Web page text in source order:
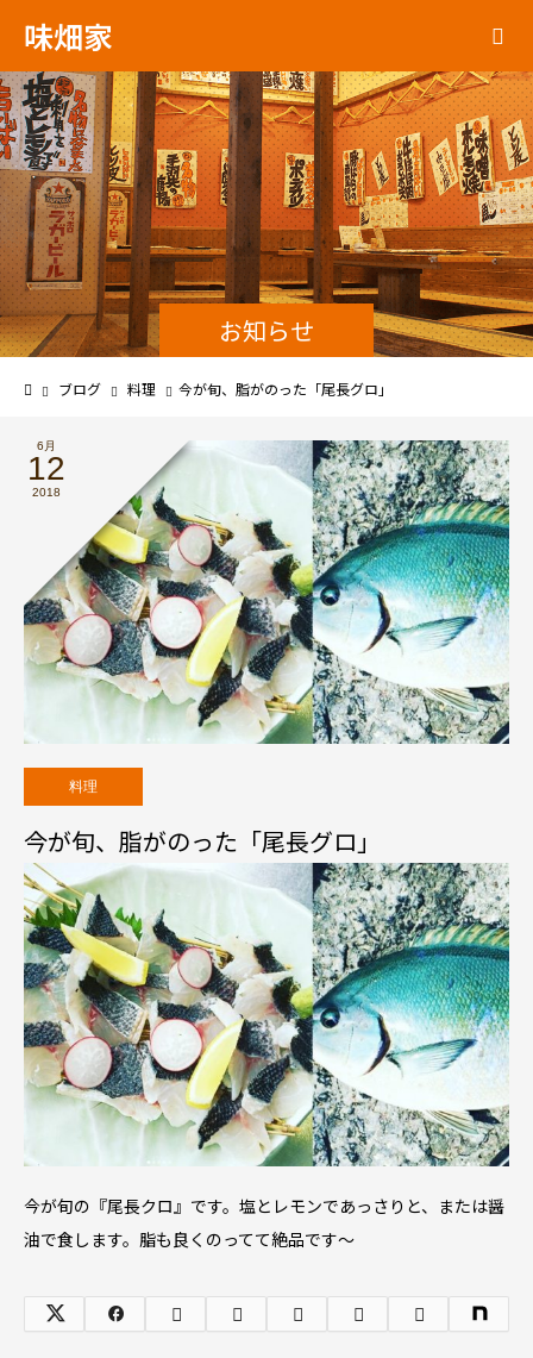
味畑家
お知らせ
ブログ 料理 今が旬、脂がのった「尾長グロ」
6月
12
2018
料理
今が旬、脂がのった「尾長グロ」
今が旬の『尾長クロ』です。塩とレモンであっさりと、または醤
油で食します。脂も良くのってて絶品です～